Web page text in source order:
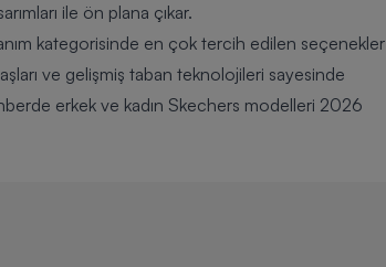
ile ön plana çıkar.
kategorisinde en çok tercih edilen seçenekler
ve gelişmiş taban teknolojileri sayesinde
erkek ve kadın Skechers modelleri 2026